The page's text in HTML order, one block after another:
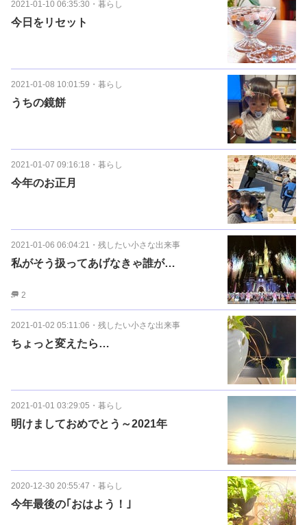
2021-01-10 06:35:30 ・ 暮らし
今日をリセット
2021-01-08 10:01:59 ・ 暮らし
うちの鏡餅
2021-01-07 09:16:18 ・ 暮らし
今年のお正月
2021-01-06 06:04:21 ・ 残したい小さな出来事
私がそう扱ってあげなきゃ誰が…
2
2021-01-02 05:11:06 ・ 残したい小さな出来事
ちょっと変えたら…
2021-01-01 03:29:05 ・ 暮らし
明けましておめでとう～2021年
2020-12-30 20:55:47 ・ 暮らし
今年最後の｢おはよう！｣